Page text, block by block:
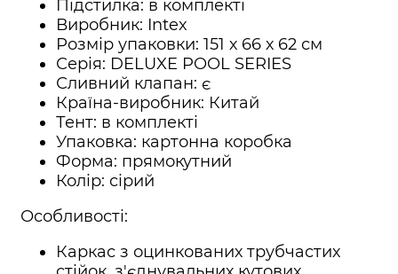
Підстилка: в комплекті
Виробник: Intex
Розмір упаковки: 151 х 66 х 62 см
Серія: DELUXE POOL SERIES
Сливний клапан: є
Країна-виробник: Китай
Тент: в комплекті
Упаковка: картонна коробка
Форма: прямокутний
Колір: сірий
Особливості:
Каркас з оцинкованих трубчастих